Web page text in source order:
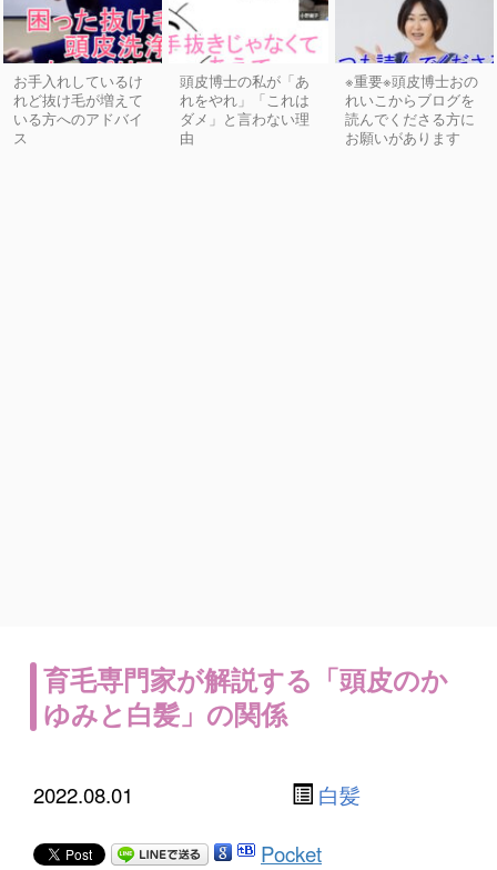
お手入れしているけ
れど抜け毛が増えて
いる方へのアドバイ
ス
頭皮博士の私が「あ
れをやれ」「これは
ダメ」と言わない理
由
※重要※頭皮博士おの
れいこからブログを
読んでくださる方に
お願いがあります
育毛専門家が解説する「頭皮のか
ゆみと白髪」の関係
2022.08.01 白髪
Pocket